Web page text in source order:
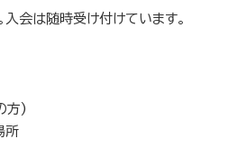
会は随時受け付けています。
方)
所